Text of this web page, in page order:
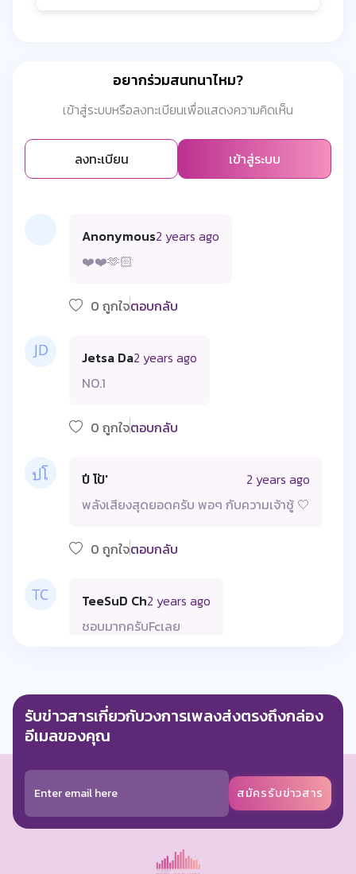
อยากร่วมสนทนาไหม?
เข้าสู่ระบบหรือลงทะเบียนเพื่อแสดงความคิดเห็น
ลงทะเบียน เข้าสู่ระบบ
Anonymous2 years ago
❤️❤️🫶🏻
0 ถูกใจตอบกลับ
Jetsa Da2 years ago
NO.1
0 ถูกใจตอบกลับ
ปี โป้'
2 years ago
พลังเสียงสุดยอดครับ พอๆ กับความเจ้าชู้ 🤍
0 ถูกใจตอบกลับ
TeeSuD Ch2 years ago
ชอบมากครับFcเลย
Watanapol Kaewsawang7 months ago
👍🏻😊
0 ถูกใจ
ทั้งพลังเสียง ไหวพริบ การอ่านหน้างาน สุดจริง
รับข่าวสารเกี่ยวกับวงการเพลงส่งตรงถึงกล่อง
อีเมลของคุณ
สมัครรับข่าวสาร